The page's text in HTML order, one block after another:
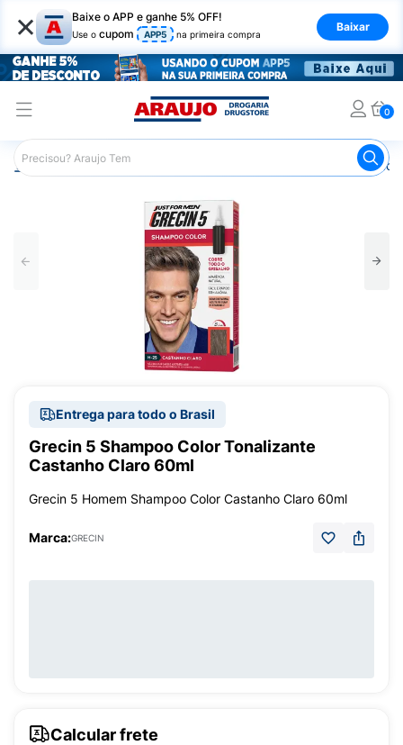
× Baixe o APP e ganhe 5% OFF!
Use o cupom APP5 na primeira compra
Baixar
0
Araujo Cabelo Coloração
Entrega para todo o Brasil
Grecin 5 Shampoo Color Tonalizante
Castanho Claro 60ml
Grecin 5 Homem Shampoo Color Castanho Claro 60ml
Marca:GRECIN
Calcular frete